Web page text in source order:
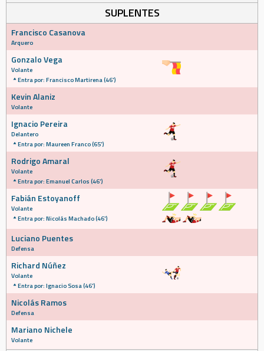
SUPLENTES
Francisco Casanova
Arquero
Gonzalo Vega
Volante
Entra por: Francisco Martirena (46')
Kevin Alaniz
Volante
Ignacio Pereira
Delantero
Entra por: Maureen Franco (65')
Rodrigo Amaral
Volante
Entra por: Emanuel Carlos (46')
Fabián Estoyanoff
Volante
Entra por: Nicolás Machado (46')
Luciano Puentes
Defensa
Richard Núñez
Volante
Entra por: Ignacio Sosa (46')
Nicolás Ramos
Defensa
Mariano Nichele
Volante